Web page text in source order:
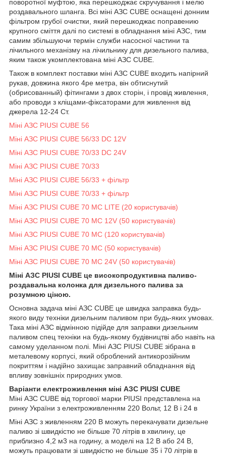
поворотної муфтою, яка перешкоджає скручування і мелю
роздавального шланга. Всі міні АЗС CUBE оснащені донним
фільтром грубої очистки, який перешкоджає поправению
крупного сміття далі по системі в обладнання міні АЗС, тим
самим збільшуючи термін служби насосної частини та
лічильного механізму на лічильнику для дизельного палива,
яким також укомплектована міні АЗС CUBE.
Також в комплект поставки міні АЗС CUBE входить напірний
рукав, довжина якого 4ре метра, він обтиснутий
(обрисованный) фітингами з двох сторін, і провід живлення,
або проводи з кліщами-фіксаторами для живлення від
джерела 12-24 Ст.
Міні АЗС PIUSI CUBE 56
Міні АЗС PIUSI CUBE 56/33 DC 12V
Міні АЗС PIUSI CUBE 70/33 DC 24V
Міні АЗС PIUSI CUBE 70/33
Міні АЗС PIUSI CUBE 56/33 + фільтр
Міні АЗС PIUSI CUBE 70/33 + фільтр
Міні АЗС PIUSI CUBE 70 MC LITE (20 користувачів)
Міні АЗС PIUSI CUBE 70 MC 12V (50 користувачів)
Міні АЗС PIUSI CUBE 70 MC (120 користувачів)
Міні АЗС PIUSI CUBE 70 MC (50 користувачів)
Міні АЗС PIUSI CUBE 70 MC 24V (50 користувачів)
Міні АЗС PIUSI CUBE це високопродуктивна паливо-
роздавальна колонка для дизельного палива за
розумною ціною.
Основна задача міні АЗС CUBE це швидка заправка будь-
якого виду техніки дизельним паливом при будь-яких умовах.
Така міні АЗС відмінною підійде для заправки дизельним
паливом спец техніки на будь-якому будівництві або навіть на
самому уделанном полі. Міні АЗС PIUSI CUBE зібрана в
металевому корпусі, який оброблений антикорозійним
покриттям і надійно захищає заправний обладнання від
впливу зовнішніх природних умов.
Варіанти електроживлення міні АЗС PIUSI CUBE
Міні АЗС CUBE від торгової марки PIUSI представлена на
ринку України з електроживленням 220 Вольт, 12 В і 24 в
Міні АЗС з живленням 220 В можуть перекачувати дизельне
паливо зі швидкістю не більше 70 літрів в хвилину, це
приблизно 4,2 м3 на годину, а моделі на 12 В або 24 В,
можуть працювати зі швидкістю не більше 35 і 70 літрів в